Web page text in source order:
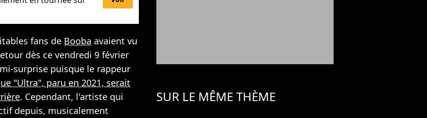
fans de Booba avaient vu
dès ce vendredi 9 février
surprise puisque le rappeur
"Ultra", paru en 2021, serait
. Cependant, l'artiste qui
depuis, musicalement
SUR LE MÊME THÈME